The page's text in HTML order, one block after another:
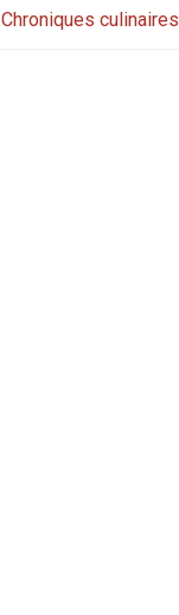
Chroniques culinaires